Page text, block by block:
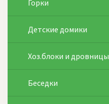
Горки
Детские домики
Хоз.блоки и дровницы
Беседки